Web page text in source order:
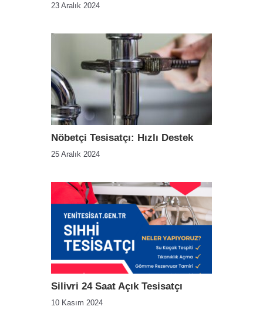
23 Aralık 2024
Nöbetçi Tesisatçı: Hızlı Destek
25 Aralık 2024
Silivri 24 Saat Açık Tesisatçı
10 Kasım 2024